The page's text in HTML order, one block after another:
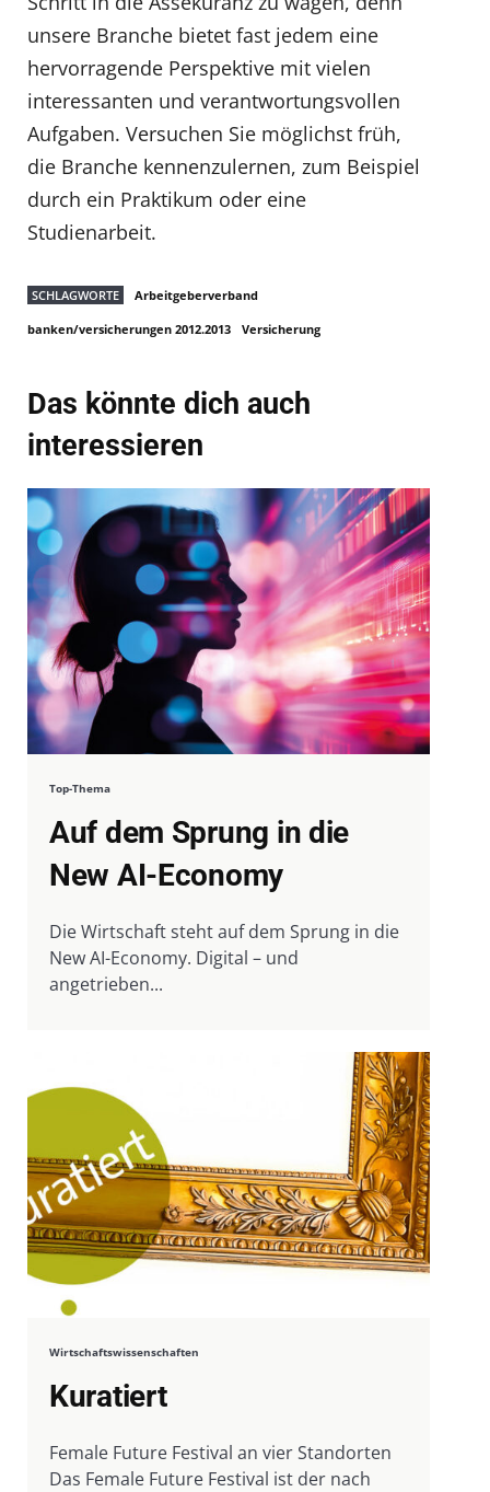
unsere Branche bietet fast jedem eine
hervorragende Perspektive mit vielen
interessanten und verantwortungsvollen
Aufgaben. Versuchen Sie möglichst früh,
die Branche kennenzulernen, zum Beispiel
durch ein Praktikum oder eine
Studienarbeit.
SCHLAGWORTE Arbeitgeberverband
banken/versicherungen 2012.2013 Versicherung
Das könnte dich auch
interessieren
Top-Thema
Auf dem Sprung in die
New AI-Economy
Die Wirtschaft steht auf dem Sprung in die
New AI-Economy. Digital – und
angetrieben...
Wirtschaftswissenschaften
Kuratiert
Female Future Festival an vier Standorten
Das Female Future Festival ist der nach